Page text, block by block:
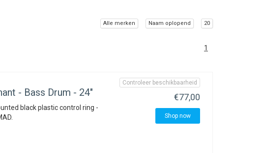
Alle merken Naam oplopend 20
1
- Bass Drum - 24"
black plastic control ring -
Controleer beschikbaarheid
€77,00
Shop now